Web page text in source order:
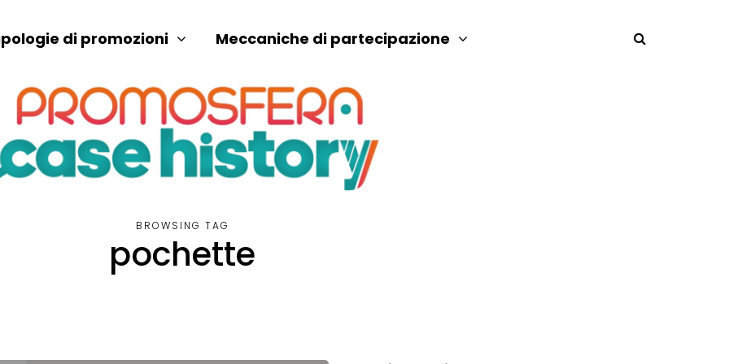
di promozioni Meccaniche di partecipazione
BROWSING TAG
pochette